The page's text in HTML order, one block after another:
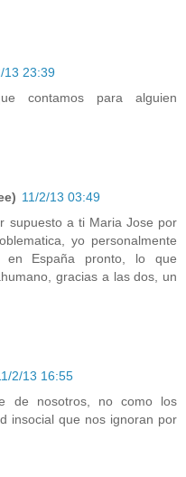
13 23:39
contamos para alguien
11/2/13 03:49
supuesto a ti Maria Jose por
yo personalmente
en España pronto, lo que
gracias a las dos, un
2/13 16:55
de nosotros, no como los
insocial que nos ignoran por